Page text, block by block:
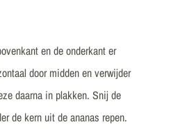
en de onderkant er
door midden en verwijder
daarna in plakken. Snij de
de kern uit de ananas repen.